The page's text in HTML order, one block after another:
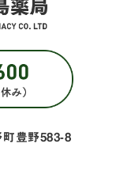
町豊野583-8